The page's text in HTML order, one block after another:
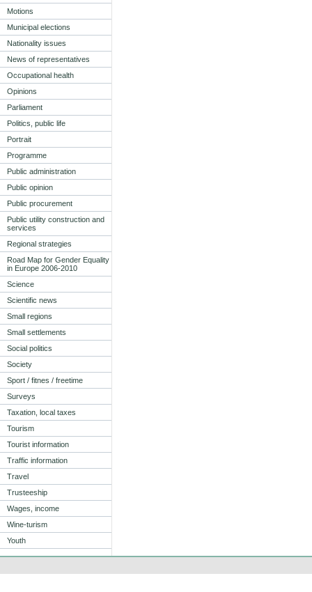
Motions
Municipal elections
Nationality issues
News of representatives
Occupational health
Opinions
Parliament
Politics, public life
Portrait
Programme
Public administration
Public opinion
Public procurement
Public utility construction and
services
Regional strategies
Road Map for Gender Equality
in Europe 2006-2010
Science
Scientific news
Small regions
Small settlements
Social politics
Society
Sport / fitnes / freetime
Surveys
Taxation, local taxes
Tourism
Tourist information
Traffic information
Travel
Trusteeship
Wages, income
Wine-turism
Youth